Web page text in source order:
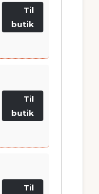
Til
butik
Til
butik
Til